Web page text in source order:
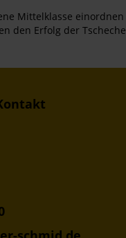
Mittelklasse
den Erfolg der